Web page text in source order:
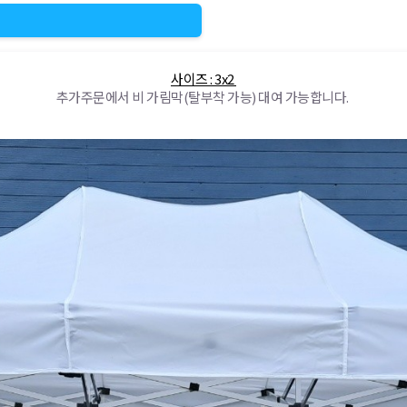
사이즈 : 3x2
추가주문에서 비 가림막(탈부착 가능) 대여 가능합니다.